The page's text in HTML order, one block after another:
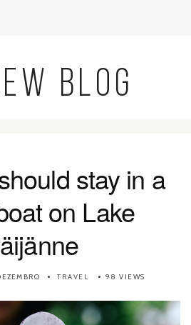
BLOG
stay in a
on Lake
TRAVEL 98 VIEWS